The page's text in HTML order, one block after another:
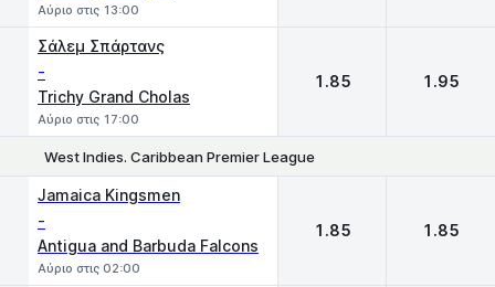
Αύριο στις 13:00
Σάλεμ Σπάρτανς
-
Trichy Grand Cholas
Αύριο στις 17:00
1.85 1.95
West Indies. Caribbean Premier League
Jamaica Kingsmen
-
Antigua and Barbuda Falcons
Αύριο στις 02:00
1.85 1.85